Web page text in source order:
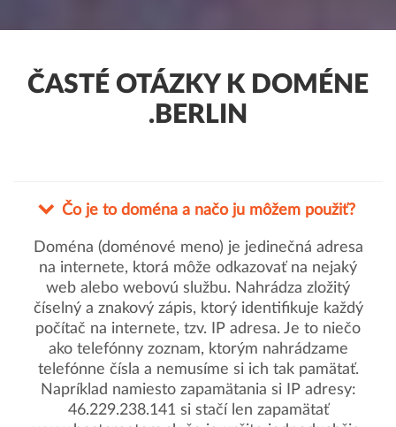
ČASTÉ OTÁZKY K DOMÉNE
.BERLIN
Čo je to doména a načo ju môžem použiť?
Doména (doménové meno) je jedinečná adresa
na internete, ktorá môže odkazovať na nejaký
web alebo webovú službu. Nahrádza zložitý
číselný a znakový zápis, ktorý identifikuje každý
počítač na internete, tzv. IP adresa. Je to niečo
ako telefónny zoznam, ktorým nahrádzame
telefónne čísla a nemusíme si ich tak pamätať.
Napríklad namiesto zapamätania si IP adresy:
46.229.238.141 si stačí len zapamätať